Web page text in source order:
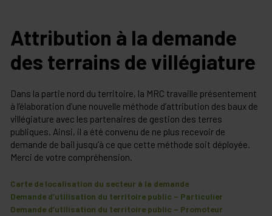
Attribution à la demande
des terrains de villégiature
Dans la partie nord du territoire, la MRC travaille présentement
à l’élaboration d’une nouvelle méthode d’attribution des baux de
villégiature avec les partenaires de gestion des terres
publiques. Ainsi, il a été convenu de ne plus recevoir de
demande de bail jusqu’à ce que cette méthode soit déployée.
Merci de votre compréhension.
Carte de localisation du secteur à la demande
Demande d’utilisation du territoire public – Particulier
Demande d’utilisation du territoire public – Promoteur